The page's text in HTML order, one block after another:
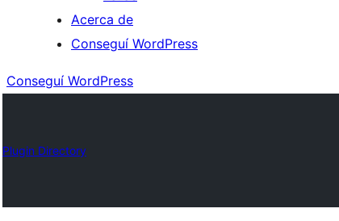
Acerca de
Conseguí WordPress
Conseguí WordPress
Plugin Directory